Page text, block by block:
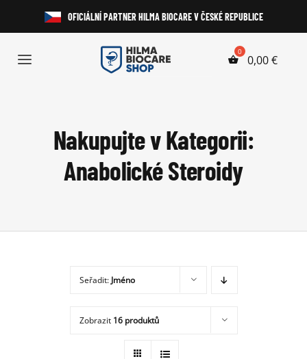
obsah
OFICIÁLNÍ PARTNER HILMA BIOCARE V ČESKÉ REPUBLICE
Toggle
HGH a Peptidy
Laboratorní Testy
0,00€
Nakupujte v Kategorii:
Anabolické Steroidy
Seřadit: Jméno
Zobrazit 16 produktů